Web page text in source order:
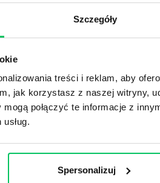
Szczegóły
treści i reklam, aby
jak korzystasz z naszej witryny,
połączyć te informacje z
Spersonalizuj
14h nagrań raportów w